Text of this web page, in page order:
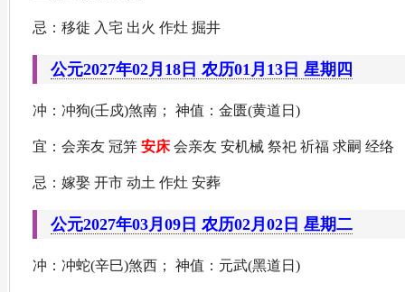
忌：移徙 入宅 出火 作灶 掘井
公元2027年02月18日 农历01月13日 星期四
冲：冲狗(壬戍)煞南； 神值：金匮(黄道日)
宜：会亲友 冠笄 安床会亲友 安机械 祭祀 祈福 求嗣 经络
忌：嫁娶 开市 动土 作灶 安葬
公元2027年03月09日 农历02月02日 星期二
冲：冲蛇(辛巳)煞西； 神值：元武(黑道日)